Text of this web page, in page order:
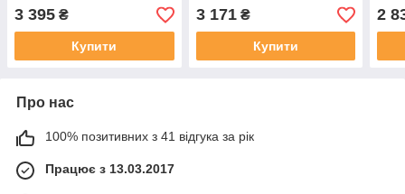
3 395 ₴
Купити
3 171₴
Купити
2
Про нас
100% позитивних з 41 відгука за рік
Працює з 13.03.2017